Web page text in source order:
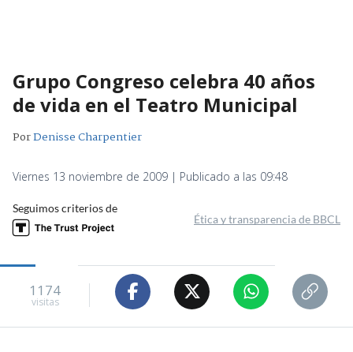
Grupo Congreso celebra 40 años
de vida en el Teatro Municipal
PorDenisse Charpentier
Viernes 13 noviembre de 2009 | Publicado a las 09:48
Seguimos criterios de
Ética y transparencia de BBCL
1174
visitas